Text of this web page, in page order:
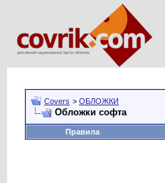
Covers > ОБЛОЖКИ
Обложки софта
Правила